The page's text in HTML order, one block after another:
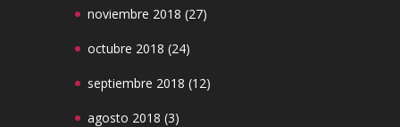
noviembre 2018 (27)
octubre 2018 (24)
septiembre 2018 (12)
agosto 2018 (3)